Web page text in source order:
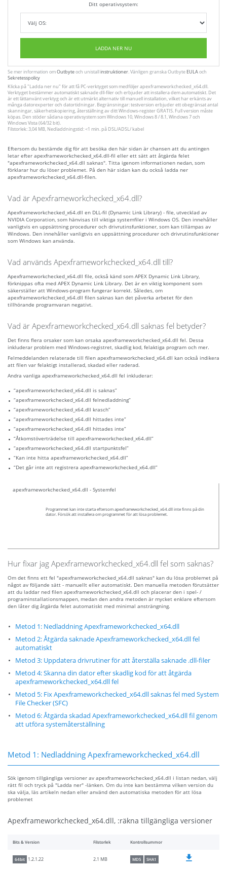
Ditt operativsystem:
LADDA NER NU
Se mer information omOutbyteoch unistallinstruktioner. Vänligen granska Outbyte EULAoch
Sekretesspolicy
Klicka på"Ladda ner nu" för att få PC-verktyget som medföljer apexframeworkchecked_x64.dll.
Verktyget bestämmer automatiskt saknade dll-filer och erbjuder att installera dem automatiskt. Det
är ett lättanvänt verktyg och är ett utmärkt alternativ till manuell installation, vilket har erkänts av
många datorexperter och datortidningar. Begränsningar: testversion erbjuder ett obegränsat antal
skanningar, säkerhetskopiering, återställning av ditt Windows-register GRATIS. Full version måste
köpas. Den stöder sådana operativsystem som Windows 10, Windows 8 / 8.1, Windows 7 och
Windows Vista (64/32 bit).
Filstorlek: 3,04 MB, Nedladdningstid: <1 min. på DSL/ADSL/ kabel
Eftersom du bestämde dig för att besöka den här sidan är chansen att du antingen
letar efter apexframeworkchecked_x64.dll-fil eller ett sätt att åtgärda felet
"apexframeworkchecked_x64.dll saknas". Titta igenom informationen nedan, som
förklarar hur du löser problemet. På den här sidan kan du också ladda ner
apexframeworkchecked_x64.dll-filen.
Vad är Apexframeworkchecked_x64.dll?
Apexframeworkchecked_x64.dll en DLL-fil (Dynamic Link Library) - file, utvecklad av
NVIDIA Corporation, som hänvisas till viktiga systemfiler i Windows OS. Den innehåller
vanligtvis en uppsättning procedurer och drivrutinsfunktioner, som kan tillämpas av
Windows. Den innehåller vanligtvis en uppsättning procedurer och drivrutinsfunktioner
som Windows kan använda.
Vad används Apexframeworkchecked_x64.dll till?
Apexframeworkchecked_x64.dll file, också känd som APEX Dynamic Link Library,
förknippas ofta med APEX Dynamic Link Library. Det är en viktig komponent som
säkerställer att Windows-program fungerar korrekt. Således, om
apexframeworkchecked_x64.dll filen saknas kan det påverka arbetet för den
tillhörande programvaran negativt.
Vad är Apexframeworkchecked_x64.dll saknas fel betyder?
Det finns flera orsaker som kan orsaka apexframeworkchecked_x64.dll fel. Dessa
inkluderar problem med Windows-registret, skadlig kod, felaktiga program och mer.
Felmeddelanden relaterade till filen apexframeworkchecked_x64.dll kan också indikera
att filen var felaktigt installerad, skadad eller raderad.
Andra vanliga apexframeworkchecked_x64.dll fel inkluderar:
“apexframeworkchecked_x64.dll is saknas”
“apexframeworkchecked_x64.dll felnedladdning”
“apexframeworkchecked_x64.dll krasch”
“apexframeworkchecked_x64.dll hittades inte”
“apexframeworkchecked_x64.dll hittades inte”
“Åtkomstöverträdelse till apexframeworkchecked_x64.dll”
“apexframeworkchecked_x64.dll startpunktsfel”
“Kan inte hitta apexframeworkchecked_x64.dll”
“Det går inte att registrera apexframeworkchecked_x64.dll”
apexframeworkchecked_x64.dll - Systemfel
Programmet kan inte starta eftersom apexframeworkchecked_x64.dll inte finns på din
dator. Försök att installera om programmet för att lösa problemet.
Hur fixar jag Apexframeworkchecked_x64.dll fel som saknas?
Om det finns ett fel "apexframeworkchecked_x64.dll saknas" kan du lösa problemet på
något av följande sätt - manuellt eller automatiskt. Den manuella metoden förutsätter
att du laddar ned filen apexframeworkchecked_x64.dll och placerar den i spel- /
programinstallationsmappen, medan den andra metoden är mycket enklare eftersom
den låter dig åtgärda felet automatiskt med minimal ansträngning.
Metod 1: Nedladdning Apexframeworkchecked_x64.dll
Metod 2: Åtgärda saknade Apexframeworkchecked_x64.dll fel
automatiskt
Metod 3: Uppdatera drivrutiner för att återställa saknade .dll-filer
Metod 4: Skanna din dator efter skadlig kod för att åtgärda
apexframeworkchecked_x64.dll fel
Metod 5: Fix Apexframeworkchecked_x64.dll saknas fel med System
File Checker (SFC)
Metod 6: Åtgärda skadad Apexframeworkchecked_x64.dll fil genom
att utföra systemåterställning
Metod 1: Nedladdning Apexframeworkchecked_x64.dll
Sök igenom tillgängliga versioner av apexframeworkchecked_x64.dll i listan nedan, välj
rätt fil och tryck på "Ladda ner" -länken. Om du inte kan bestämma vilken version du
ska välja, läs artikeln nedan eller använd den automatiska metoden för att lösa
problemet
Apexframeworkchecked_x64.dll, :räkna tillgängliga versioner
Bits & Version Filstorlek Kontrollsummor
64bit 1.2.1.22 2.1 MB MD5 SHA1